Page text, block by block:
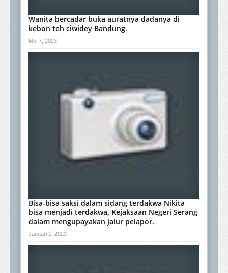
Wanita bercadar buka auratnya dadanya di
kebon teh ciwidey Bandung.
Mei 7, 2023
Bisa-bisa saksi dalam sidang terdakwa Nikita
bisa menjadi terdakwa, Kejaksaan Negeri Serang
dalam mengupayakan jalur pelapor.
Januari 1, 2023